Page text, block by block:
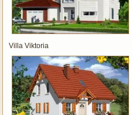
Villa Viktoria